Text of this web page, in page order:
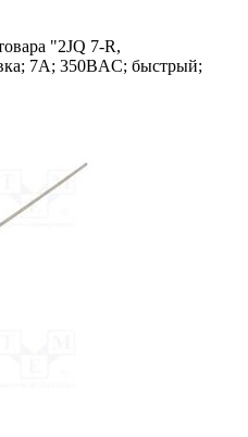
"2JQ 7-R,
7А; 350ВAC; быстрый;